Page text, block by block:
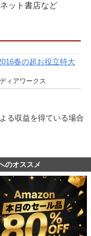
ット書店など
春の超お役立特大
ィアワークス
る収益を得ている場合
のオススメ